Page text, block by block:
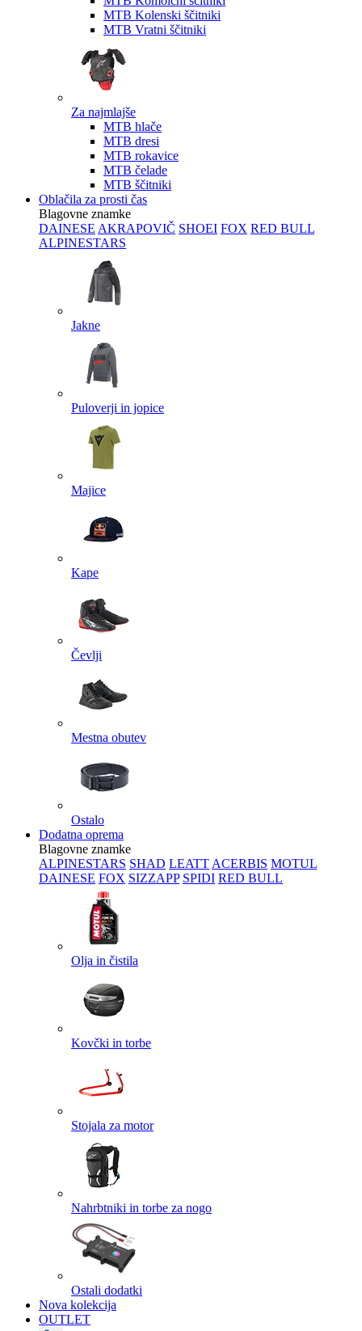
MTB Kolenski ščitniki
MTB Vratni ščitniki
Za najmlajše
MTB hlače
MTB dresi
MTB rokavice
MTB čelade
MTB ščitniki
Oblačila za prosti čas
Blagovne znamke
DAINESE AKRAPOVIČ SHOEI FOX RED BULL
ALPINESTARS
Jakne
Puloverji in jopice
Majice
Kape
Čevlji
Mestna obutev
Ostalo
Dodatna oprema
Blagovne znamke
ALPINESTARS SHAD LEATT ACERBIS MOTUL
DAINESE FOX SIZZAPP SPIDI RED BULL
Olja in čistila
Kovčki in torbe
Stojala za motor
Nahrbtniki in torbe za nogo
Ostali dodatki
Nova kolekcija
OUTLET